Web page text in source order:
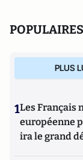
POPULAIRES
PLUS
1Les Français
européenne
ira le grand